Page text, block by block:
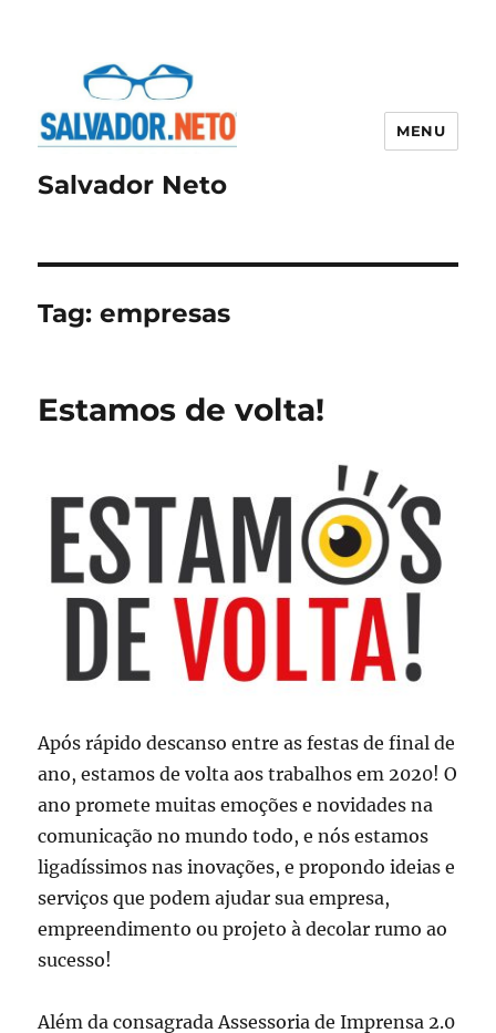
Salvador Neto
MENU
Tag:empresas
Estamos de volta!
Após rápido descanso entre as festas de final de
ano, estamos de volta aos trabalhos em 2020! O
ano promete muitas emoções e novidades na
comunicação no mundo todo, e nós estamos
ligadíssimos nas inovações, e propondo ideias e
serviços que podem ajudar sua empresa,
empreendimento ou projeto à decolar rumo ao
sucesso!
Além da consagrada Assessoria de Imprensa 2.0